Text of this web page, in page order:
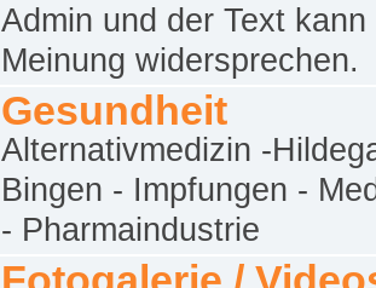
Admin und der Text kann
Meinung widersprechen.
Gesundheit
Alternativmedizin -
Bingen - Impfungen -
- Pharmaindustrie